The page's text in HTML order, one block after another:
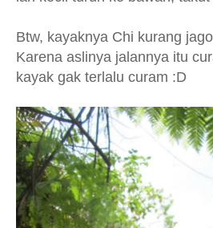
Btw, kayaknya Chi kurang
Karena aslinya jalannya itu
kayak gak terlalu curam :D